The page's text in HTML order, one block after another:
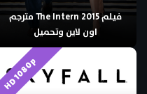
فيلم The Intern 2015 مترجم
اون لاين وتحميل
HD 1080p